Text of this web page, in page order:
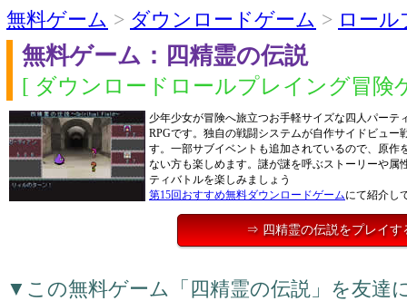
無料ゲーム > ダウンロードゲーム > ロー
無料ゲーム：四精霊の伝説
[ ダウンロードロールプレイング冒険
少年少女が冒険へ旅立つお手軽サイズな四人パーテ
RPGです。独自の戦闘システムが自作サイドビュー
す。一部サブイベントも追加されているので、原作
ない方も楽しめます。謎が謎を呼ぶストーリーや属
ティバトルを楽しみましょう
第15回おすすめ無料ダウンロードゲームにて紹介し
⇒ 四精霊の伝説をプレイす
▼この無料ゲーム「四精霊の伝説」を友達